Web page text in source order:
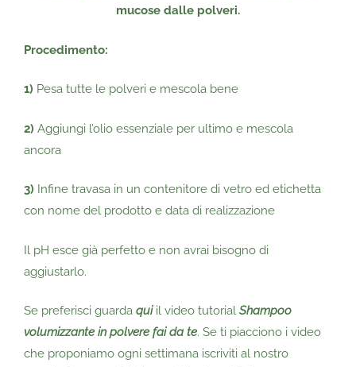
mucose dalle polveri.
Procedimento:
1) Pesa tutte le polveri e mescola bene
2) Aggiungi l’olio essenziale per ultimo e mescola
ancora
3) Infine travasa in un contenitore di vetro ed etichetta
con nome del prodotto e data di realizzazione
Il pH esce già perfetto e non avrai bisogno di
aggiustarlo.
Se preferisci guarda quiil video tutorial Shampoo
volumizzante in polvere fai da te. Se ti piacciono i video
che proponiamo ogni settimana iscriviti al nostro